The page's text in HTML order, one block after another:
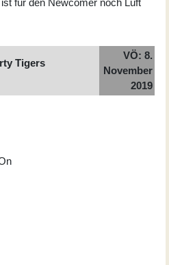
für den Newcomer noch Luft
Tigers
VÖ: 8.
November
2019